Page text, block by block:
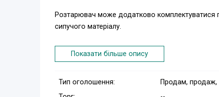
Розтарювач може додатково комплектуватися
сипучого матеріалу.
Гарантія якості – 2 роки.
Будь-яка зручна для Вас форма оплати.
Показати більше опису
Тип оголошення:
Продам,